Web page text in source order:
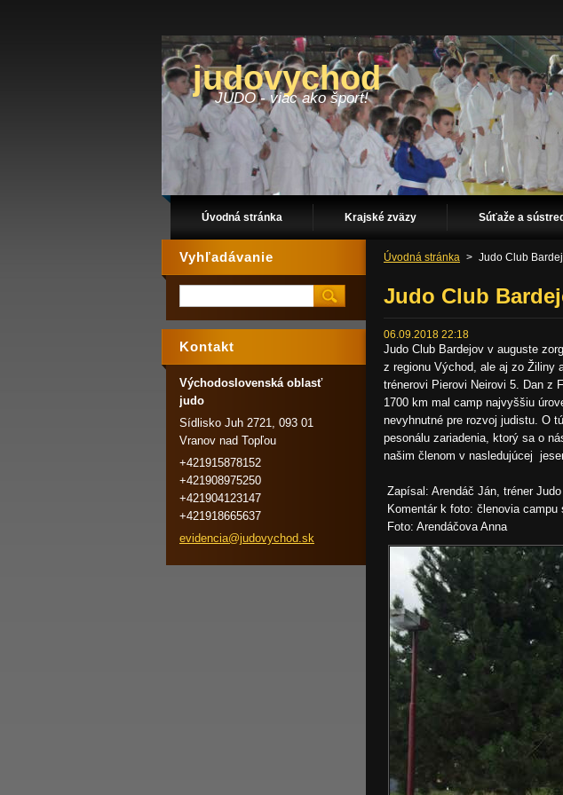
judovychod
JUDO - viac ako šport!
Úvodná stránka Krajské zväzy Súťaže a
Úvodná stránka > Judo Club
Judo Club
06.09.2018 22:18
Judo Club Bardejov v auguste
z regionu Východ, ale aj zo Žiliny
trénerovi Pierovi Neirovi 5. Dan z
1700 km mal camp najvyššiu
nevyhnutné pre rozvoj judistu. O
pesonálu zariadenia, ktorý sa o
našim členom v nasledujúcej
Zapísal: Arendáč Ján, tréner
Komentár k foto: členovia campu
Foto: Arendáčova Anna
Vyhľadávanie
Kontakt
Východoslovenská oblasť
judo
Sídlisko Juh 2721, 093 01
Vranov nad Topľou
+421915878152
+421908975250
+421904123147
+421918665637
evidencia@judovychod.sk